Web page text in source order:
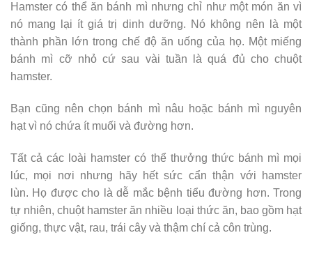
Hamster có thể ăn bánh mì nhưng chỉ như một món ăn vì
nó mang lại ít giá trị dinh dưỡng. Nó không nên là một
thành phần lớn trong chế độ ăn uống của họ. Một miếng
bánh mì cỡ nhỏ cứ sau vài tuần là quá đủ cho chuột
hamster.
Bạn cũng nên chọn bánh mì nâu hoặc bánh mì nguyên
hạt vì nó chứa ít muối và đường hơn.
Tất cả các loài hamster có thể thưởng thức bánh mì mọi
lúc, mọi nơi nhưng hãy hết sức cẩn thận với hamster
lùn. Họ được cho là dễ mắc bệnh tiểu đường hơn. Trong
tự nhiên, chuột hamster ăn nhiều loại thức ăn, bao gồm hạt
giống, thực vật, rau, trái cây và thậm chí cả côn trùng.